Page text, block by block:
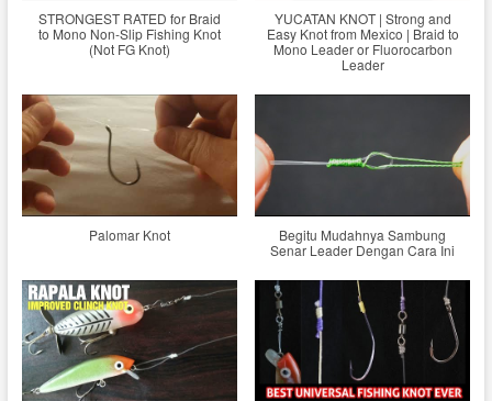
STRONGEST RATED for Braid
to Mono Non-Slip Fishing Knot
(Not FG Knot)
YUCATAN KNOT | Strong and
Easy Knot from Mexico | Braid to
Mono Leader or Fluorocarbon
Leader
Palomar Knot
Begitu Mudahnya Sambung
Senar Leader Dengan Cara Ini